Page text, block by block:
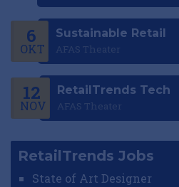
6
OKT
Sustainable Retail
AFAS Theater
12
NOV
RetailTrends Tech
AFAS Theater
RetailTrends Jobs
State of Art Designer